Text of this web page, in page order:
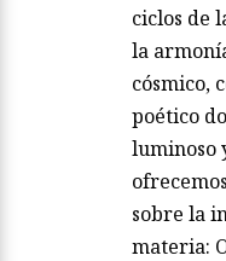
ciclos de
la
cósmico,
poético
luminoso
sobre la
materia: